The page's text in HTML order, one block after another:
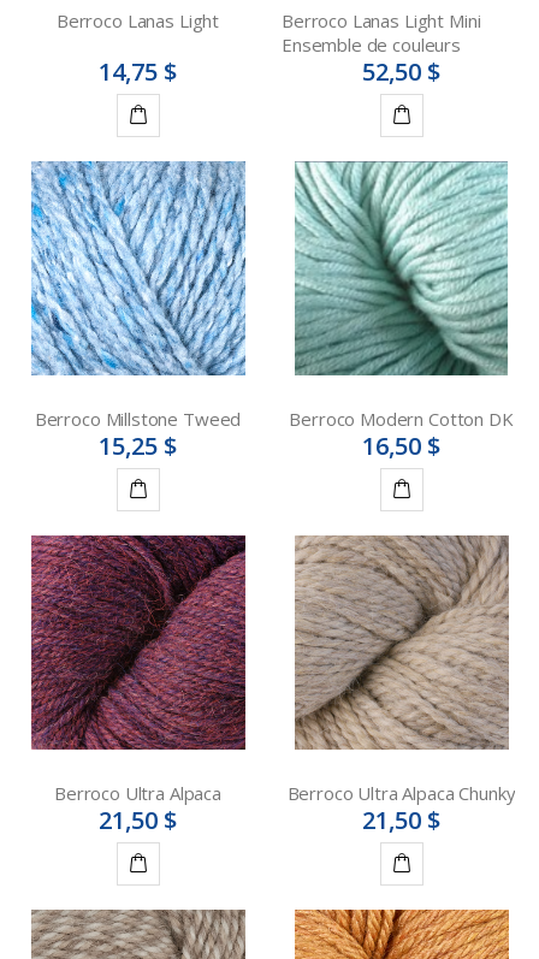
Berroco Lanas Light
14,75 $
Berroco Lanas Light Mini
Ensemble de couleurs
52,50 $
Berroco Millstone Tweed
15,25 $
Détails
Berroco Modern Cotton DK
16,50 $
Détails
Berroco Ultra Alpaca
21,50 $
Détails
Berroco Ultra Alpaca Chunky
21,50 $
Détails